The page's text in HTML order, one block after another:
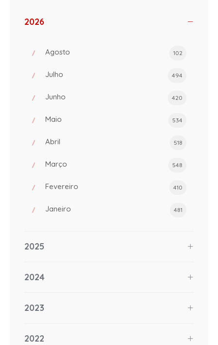
2026
Agosto 102
Julho 494
Junho 420
Maio 534
Abril 518
Março 548
Fevereiro 410
Janeiro 481
2025
2024
2023
2022